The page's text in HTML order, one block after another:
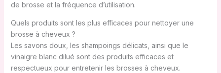
de brosse et la fréquence d’utilisation.
Quels produits sont les plus efficaces pour nettoyer une
brosse à cheveux ?
Les savons doux, les shampoings délicats, ainsi que le
vinaigre blanc dilué sont des produits efficaces et
respectueux pour entretenir les brosses à cheveux.